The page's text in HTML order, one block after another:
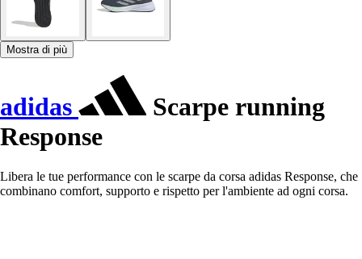
Mostra di più
adidas
Scarpe running
Response
Libera le tue performance con le scarpe da corsa adidas Response, che
combinano comfort, supporto e rispetto per l'ambiente ad ogni corsa.